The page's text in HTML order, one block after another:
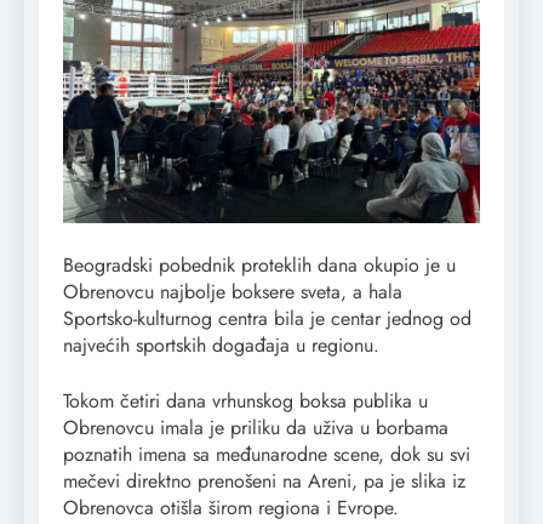
Beogradski pobednik proteklih dana okupio je u
Obrenovcu najbolje boksere sveta, a hala
Sportsko-kulturnog centra bila je centar jednog od
najvećih sportskih događaja u regionu.
Tokom četiri dana vrhunskog boksa publika u
Obrenovcu imala je priliku da uživa u borbama
poznatih imena sa međunarodne scene, dok su svi
mečevi direktno prenošeni na Areni, pa je slika iz
Obrenovca otišla širom regiona i Evrope.